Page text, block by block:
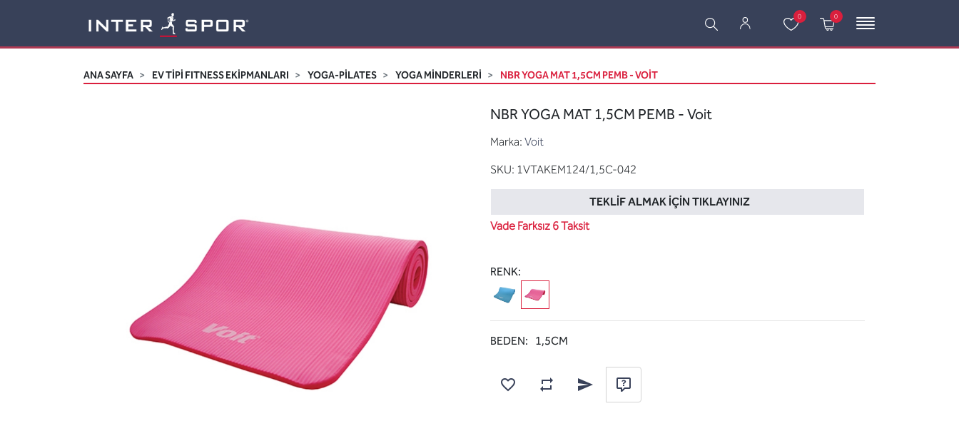
0 0
ANA SAYFA EV TİPİ FITNESS EKİPMANLARI YOGA-PİLATES YOGA MINDERLERI NBR YOGA MAT 1,5CM PEMB - VOIT
NBR YOGA MAT 1,5CM PEMB - Voit
Marka: Voit
SKU: 1VTAKEM124/1,5C-042
TEKLIF ALMAK İÇIN TIKLAYINIZ
Vade Farksız 6 Taksit
RENK:
BEDEN: 1,5CM
Favorilere ekle
Karşılaştırma listesine ekle
Arkadaşına e-posta ile gönder
Soru sor